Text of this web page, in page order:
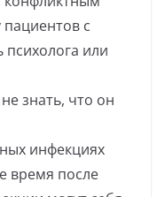
с
или
знать, что он
инфекциях
время после